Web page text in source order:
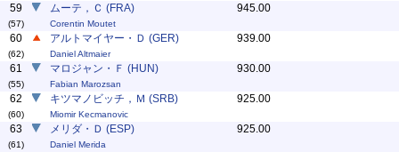
59
(57)
ムーテ，Ｃ (FRA)
Corentin Moutet
945.00
60
(62)
アルトマイヤー・Ｄ (GER)
Daniel Altmaier
939.00
61
(55)
マロジャン・Ｆ (HUN)
Fabian Marozsan
930.00
62
(60)
キツマノビッチ，Ｍ (SRB)
Miomir Kecmanovic
925.00
63
(61)
メリダ・Ｄ (ESP)
Daniel Merida
925.00